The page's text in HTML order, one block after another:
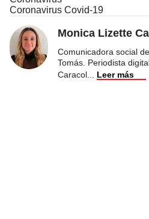
Coronavirus Covid-19
Monica Lizette
Comunicadora social
Tomás. Periodista
Caracol
Leer más